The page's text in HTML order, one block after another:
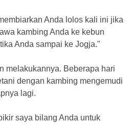
Anda lolos kali ini jika
kambing Anda ke kebun
Anda sampai ke Jogja."
melakukannya. Beberapa hari
dengan kambing mengemudi
lagi.
saya bilang Anda untuk